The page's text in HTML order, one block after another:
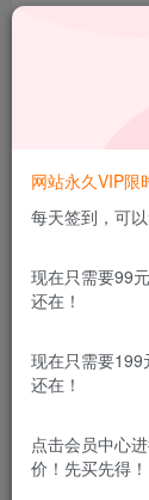
1500组概念
此内容为付费
DS
本站付费资
本站所有内
于商业用途
除！
网站永久VIP限
每天签到，可
现在只需要99
还在！
现在只需要199
还在！
点击会员中心
价！先买先得！